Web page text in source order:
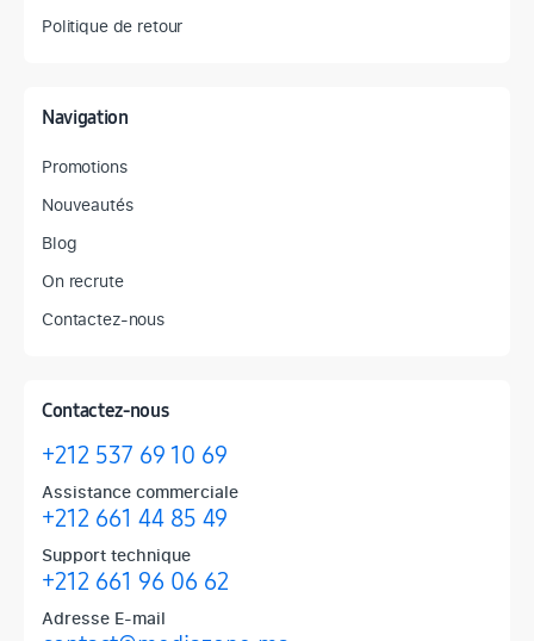
Politique de retour
Navigation
Promotions
Nouveautés
Blog
On recrute
Contactez-nous
Contactez-nous
+212 537 69 10 69
Assistance commerciale
+212 661 44 85 49
Support technique
+212 661 96 06 62
Adresse E-mail